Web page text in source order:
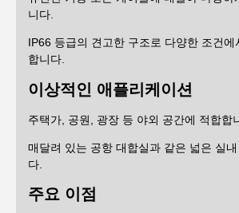
니다.
IP66 등급의 견고한 구조로 다양한 조건
합니다.
이상적인 애플리케이션
주택가, 공원, 광장 등 야외 공간에 적합합
매달려 있는 공항 대합실과 같은 넓은 실
다.
주요 이점